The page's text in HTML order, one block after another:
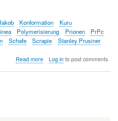
Konformation
Kuru
Polymerisierung Prionen
PrPc
Schafe Scrapie Stanley Prusiner
Read moreabout
Log into post comments